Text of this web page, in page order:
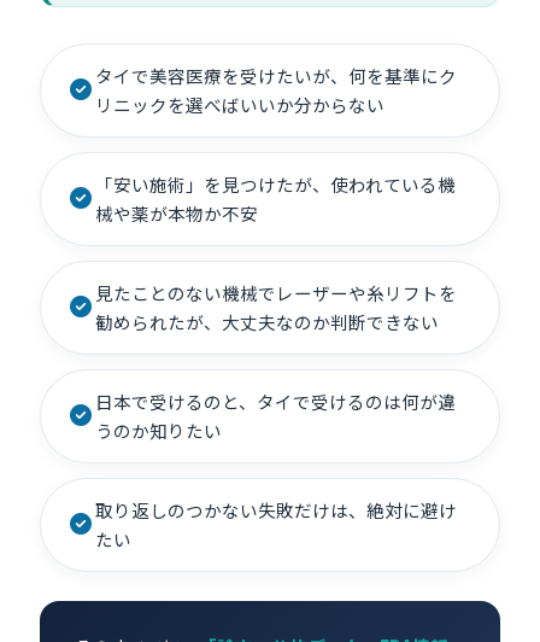
タイで美容医療を受けたいが、何を基準にク
リニックを選べばいいか分からない
「安い施術」を見つけたが、使われている機
械や薬が本物か不安
見たことのない機械でレーザーや糸リフトを
勧められたが、大丈夫なのか判断できない
日本で受けるのと、タイで受けるのは何が違
うのか知りたい
取り返しのつかない失敗だけは、絶対に避け
たい